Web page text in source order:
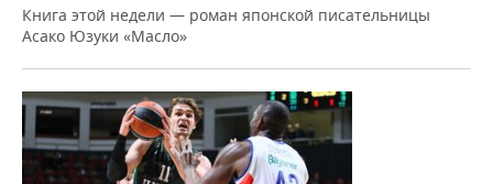
Книга этой недели — роман японской писательницы
Асако Юзуки «Масло»